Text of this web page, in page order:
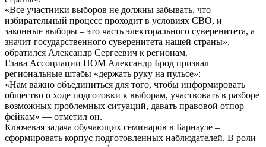
«Все участники выборов не должны забывать, что
избирательный процесс проходит в условиях СВО, и
законные выборы – это часть электорального суверенитета, а
значит государственного суверенитета нашей страны», —
обратился Александр Сергеевич к регионам.
Глава Ассоциации НОМ Александр Брод призвал
региональные штабы «держать руку на пульсе»:
«Нам важно объединиться для того, чтобы информировать
общество о ходе подготовки к выборам, участвовать в разборе
возможных проблемных ситуаций, давать правовой отпор
фейкам» — отметил он.
Ключевая задача обучающих семинаров в Барнауле –
сформировать корпус подготовленных наблюдателей. В роли